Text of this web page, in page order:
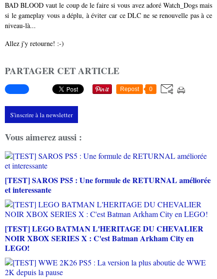
BAD BLOOD vaut le coup de le faire si vous avez adoré Watch_Dogs mais
si le gameplay vous a déplu, à éviter car ce DLC ne se renouvelle pas à ce
niveau-là...
Allez j'y retourne! :-)
PARTAGER CET ARTICLE
Repost 0
S'inscrire à la newsletter
Vous aimerez aussi :
[TEST] SAROS PS5 : Une formule de RETURNAL améliorée
et interessante
[TEST] LEGO BATMAN L'HERITAGE DU CHEVALIER
NOIR XBOX SERIES X : C'est Batman Arkham City en
LEGO!